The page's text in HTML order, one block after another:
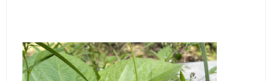
Dokumen SPMI
Sudahkah Kita Merdeka Dari Hawa Nafsu?
Info Sembako di Pasar Kepuh Kuningan Kamis 6